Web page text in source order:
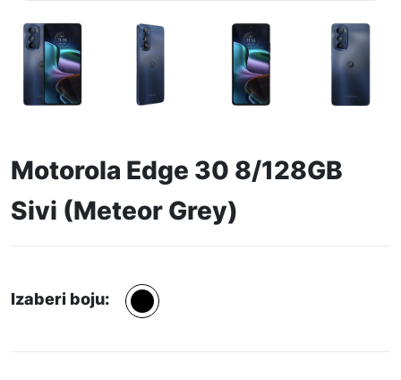
Motorola Edge 30 8/128GB
Sivi (Meteor Grey)
Izaberi boju: